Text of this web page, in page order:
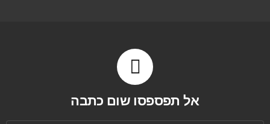
אל תפספסו שום כתבה